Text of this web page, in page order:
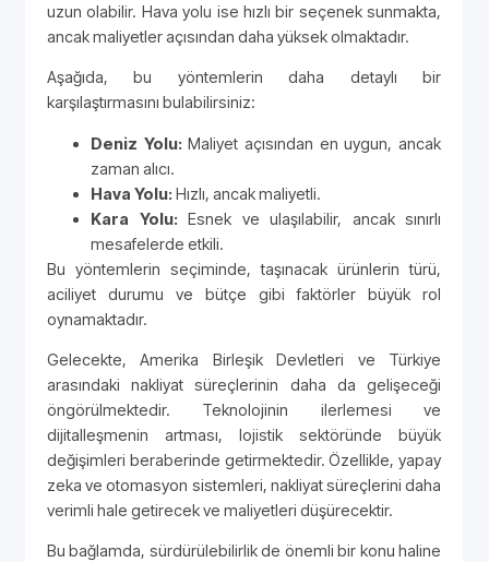
uzun olabilir. Hava yolu ise hızlı bir seçenek sunmakta,
ancak maliyetler açısından daha yüksek olmaktadır.
Aşağıda, bu yöntemlerin daha detaylı bir
karşılaştırmasını bulabilirsiniz:
Deniz Yolu: Maliyet açısından en uygun, ancak
zaman alıcı.
Hava Yolu: Hızlı, ancak maliyetli.
Kara Yolu: Esnek ve ulaşılabilir, ancak sınırlı
mesafelerde etkili.
Bu yöntemlerin seçiminde, taşınacak ürünlerin türü,
aciliyet durumu ve bütçe gibi faktörler büyük rol
oynamaktadır.
Gelecekte, Amerika Birleşik Devletleri ve Türkiye
arasındaki nakliyat süreçlerinin daha da gelişeceği
öngörülmektedir. Teknolojinin ilerlemesi ve
dijitalleşmenin artması, lojistik sektöründe büyük
değişimleri beraberinde getirmektedir. Özellikle, yapay
zeka ve otomasyon sistemleri, nakliyat süreçlerini daha
verimli hale getirecek ve maliyetleri düşürecektir.
Bu bağlamda, sürdürülebilirlik de önemli bir konu haline